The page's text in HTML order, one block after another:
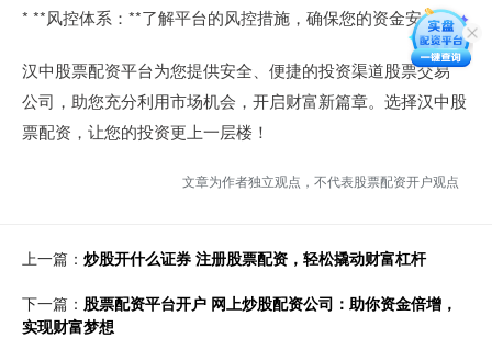
* **风控体系：**了解平台的风控措施，确保您的资金安全。
汉中股票配资平台为您提供安全、便捷的投资渠道股票交易
公司，助您充分利用市场机会，开启财富新篇章。选择汉中股
票配资，让您的投资更上一层楼！
文章为作者独立观点，不代表股票配资开户观点
上一篇： 炒股开什么证券 注册股票配资，轻松撬动财富杠杆
下一篇： 股票配资平台开户 网上炒股配资公司：助你资金倍增，
实现财富梦想